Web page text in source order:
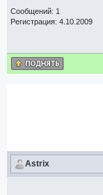
Сообщений: 1
Регистрация: 4.10.2009
Astrix